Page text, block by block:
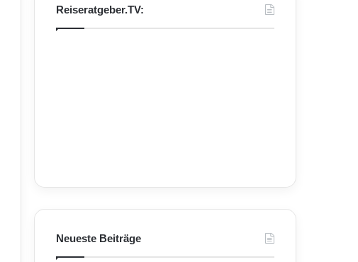
Reiseratgeber.TV:
Neueste Beiträge